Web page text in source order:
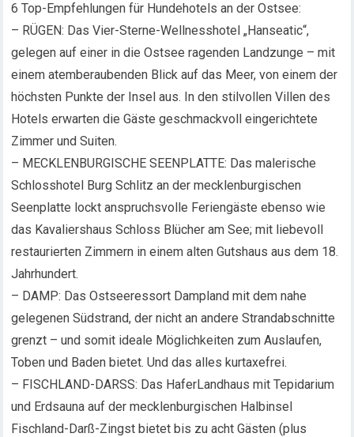
6 Top-Empfehlungen für Hundehotels an der Ostsee:
– RÜGEN: Das Vier-Sterne-Wellnesshotel „Hanseatic“,
gelegen auf einer in die Ostsee ragenden Landzunge – mit
einem atemberaubenden Blick auf das Meer, von einem der
höchsten Punkte der Insel aus. In den stilvollen Villen des
Hotels erwarten die Gäste geschmackvoll eingerichtete
Zimmer und Suiten.
– MECKLENBURGISCHE SEENPLATTE: Das malerische
Schlosshotel Burg Schlitz an der mecklenburgischen
Seenplatte lockt anspruchsvolle Feriengäste ebenso wie
das Kavaliershaus Schloss Blücher am See; mit liebevoll
restaurierten Zimmern in einem alten Gutshaus aus dem 18.
Jahrhundert.
– DAMP: Das Ostseeressort Dampland mit dem nahe
gelegenen Südstrand, der nicht an andere Strandabschnitte
grenzt – und somit ideale Möglichkeiten zum Auslaufen,
Toben und Baden bietet. Und das alles kurtaxefrei.
– FISCHLAND-DARSS: Das HaferLandhaus mit Tepidarium
und Erdsauna auf der mecklenburgischen Halbinsel
Fischland-Darß-Zingst bietet bis zu acht Gästen (plus